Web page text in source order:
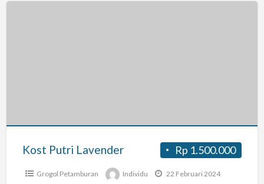
Rp 1.500.000
Kost Putri Lavender
Grogol Petamburan Individu 22 Februari 2024